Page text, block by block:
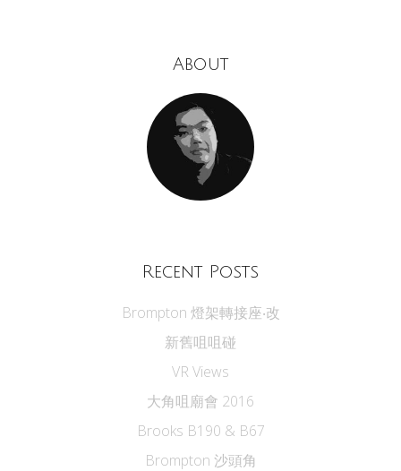
About
Recent Posts
Brompton 燈架轉接座‧改
新舊咀咀碰
VR Views
大角咀廟會 2016
Brooks B190 & B67
Brompton 沙頭角